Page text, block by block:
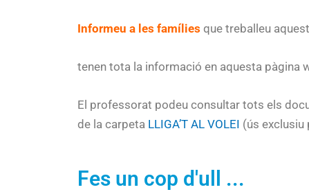
Informeu a les famílies que treballeu
tenen tota la informació en aquesta pàgina
El professorat podeu consultar tots els
de la carpeta LLIGA’T AL VOLEI (ús
Fes un cop d'ull ...